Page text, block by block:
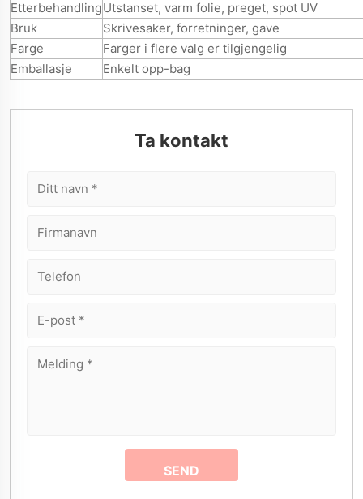
EtterbehandlingUtstanset, varm folie, preget, spot UV
Bruk
Skrivesaker, forretninger, gave
Farge
Farger i flere valg er tilgjengelig
Emballasje
Enkelt opp-bag
Ta kontakt